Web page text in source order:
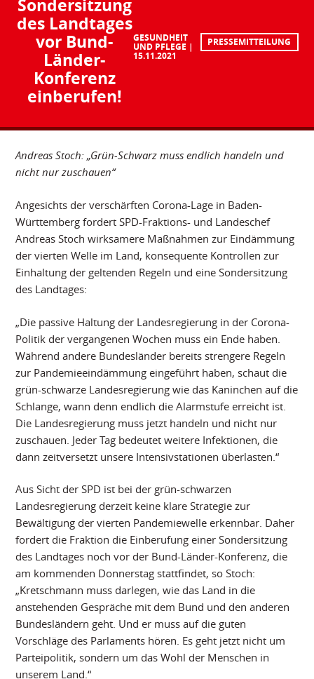
Sondersitzung
des Landtages
vor Bund-
Länder-
Konferenz
einberufen!
GESUNDHEIT
UND PFLEGE
15.11.2021
PRESSEMITTEILUNG
Andreas Stoch: „Grün-Schwarz muss endlich handeln und
nicht nur zuschauen“
Angesichts der verschärften Corona-Lage in Baden-
Württemberg fordert SPD-Fraktions- und Landeschef
Andreas Stoch wirksamere Maßnahmen zur Eindämmung
der vierten Welle im Land, konsequente Kontrollen zur
Einhaltung der geltenden Regeln und eine Sondersitzung
des Landtages:
„Die passive Haltung der Landesregierung in der Corona-
Politik der vergangenen Wochen muss ein Ende haben.
Während andere Bundesländer bereits strengere Regeln
zur Pandemieeindämmung eingeführt haben, schaut die
grün-schwarze Landesregierung wie das Kaninchen auf die
Schlange, wann denn endlich die Alarmstufe erreicht ist.
Die Landesregierung muss jetzt handeln und nicht nur
zuschauen. Jeder Tag bedeutet weitere Infektionen, die
dann zeitversetzt unsere Intensivstationen überlasten.“
Aus Sicht der SPD ist bei der grün-schwarzen
Landesregierung derzeit keine klare Strategie zur
Bewältigung der vierten Pandemiewelle erkennbar. Daher
fordert die Fraktion die Einberufung einer Sondersitzung
des Landtages noch vor der Bund-Länder-Konferenz, die
am kommenden Donnerstag stattfindet, so Stoch:
„Kretschmann muss darlegen, wie das Land in die
anstehenden Gespräche mit dem Bund und den anderen
Bundesländern geht. Und er muss auf die guten
Vorschläge des Parlaments hören. Es geht jetzt nicht um
Parteipolitik, sondern um das Wohl der Menschen in
unserem Land.“